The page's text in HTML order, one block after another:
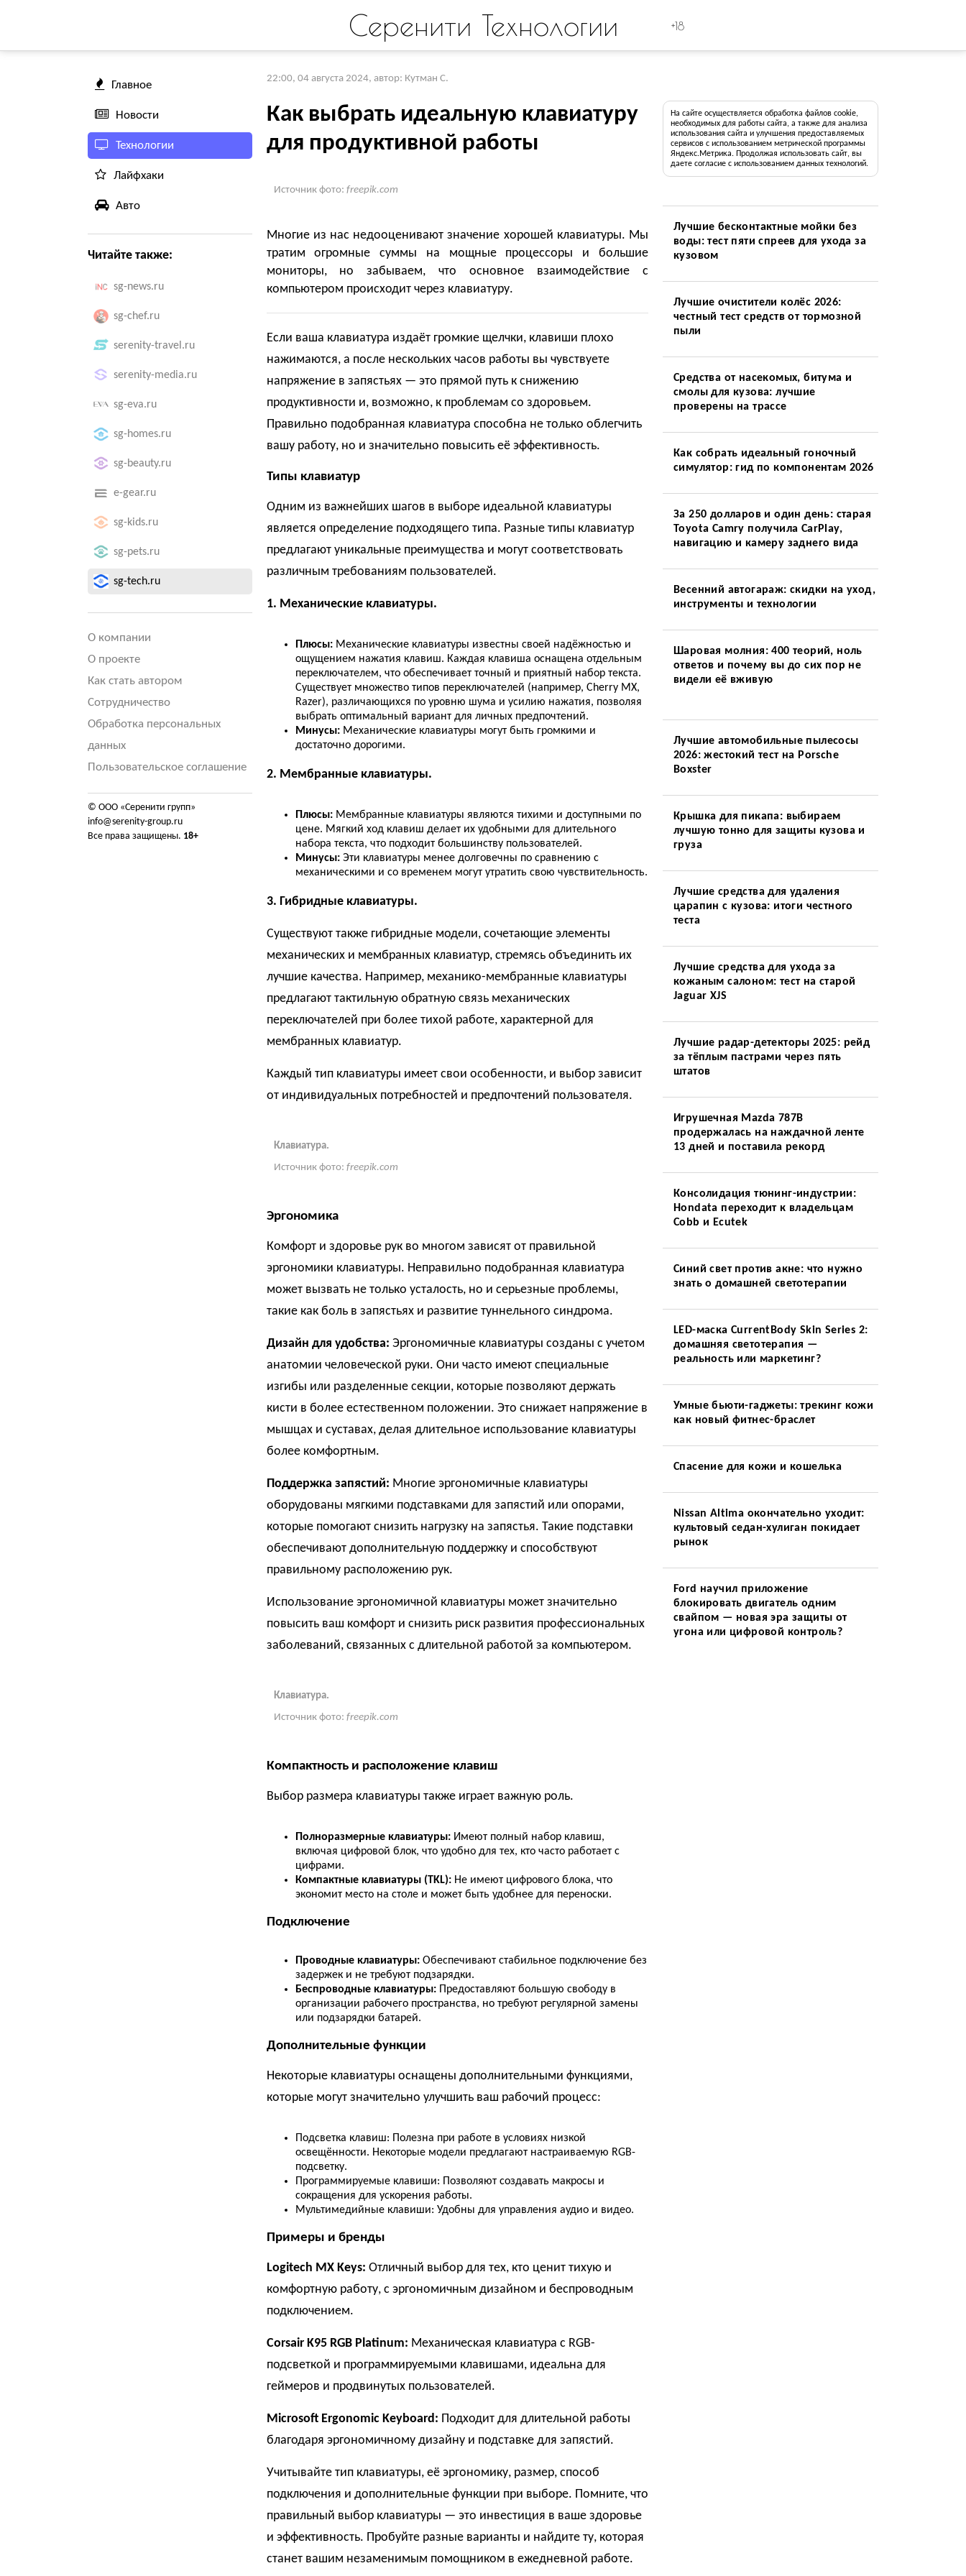
Серенити Технологии +18
Главное
Новости
Технологии
Лайфхаки
Авто
Читайте также:
sg-news.ru
sg-chef.ru
serenity-travel.ru
serenity-media.ru
sg-eva.ru
sg-homes.ru
sg-beauty.ru
e-gear.ru
sg-kids.ru
sg-pets.ru
sg-tech.ru
О компании
О проекте
Как стать автором
Сотрудничество
Обработка персональных
данных
Пользовательское соглашение
© ООО «Серенити групп»
info@serenity-group.ru
Все права защищены. 18+
22:00, 04 августа 2024, автор: Кутман С.
Как выбрать идеальную клавиатуру
для продуктивной работы
Источник фото: freepik.com
Многие из нас недооценивают значение хорошей клавиатуры. Мы
тратим огромные суммы на мощные процессоры и большие
мониторы, но забываем, что основное взаимодействие с
компьютером происходит через клавиатуру.
Если ваша клавиатура издаёт громкие щелчки, клавиши плохо
нажимаются, а после нескольких часов работы вы чувствуете
напряжение в запястьях — это прямой путь к снижению
продуктивности и, возможно, к проблемам со здоровьем.
Правильно подобранная клавиатура способна не только облегчить
вашу работу, но и значительно повысить её эффективность.
Типы клавиатур
Одним из важнейших шагов в выборе идеальной клавиатуры
является определение подходящего типа. Разные типы клавиатур
предлагают уникальные преимущества и могут соответствовать
различным требованиям пользователей.
1. Механические клавиатуры.
Плюсы: Механические клавиатуры известны своей надёжностью и
ощущением нажатия клавиш. Каждая клавиша оснащена отдельным
переключателем, что обеспечивает точный и приятный набор текста.
Существует множество типов переключателей (например, Cherry MX,
Razer), различающихся по уровню шума и усилию нажатия, позволяя
выбрать оптимальный вариант для личных предпочтений.
Минусы:Механические клавиатуры могут быть громкими и
достаточно дорогими.
2. Мембранные клавиатуры.
Плюсы:Мембранные клавиатуры являются тихими и доступными по
цене. Мягкий ход клавиш делает их удобными для длительного
набора текста, что подходит большинству пользователей.
Минусы: Эти клавиатуры менее долговечны по сравнению с
механическими и со временем могут утратить свою чувствительность.
3. Гибридные клавиатуры.
Существуют также гибридные модели, сочетающие элементы
механических и мембранных клавиатур, стремясь объединить их
лучшие качества. Например, механико-мембранные клавиатуры
предлагают тактильную обратную связь механических
переключателей при более тихой работе, характерной для
мембранных клавиатур.
Каждый тип клавиатуры имеет свои особенности, и выбор зависит
от индивидуальных потребностей и предпочтений пользователя.
Клавиатура.
Источник фото: freepik.com
Эргономика
Комфорт и здоровье рук во многом зависят от правильной
эргономики клавиатуры. Неправильно подобранная клавиатура
может вызвать не только усталость, но и серьезные проблемы,
такие как боль в запястьях и развитие туннельного синдрома.
Дизайн для удобства: Эргономичные клавиатуры созданы с учетом
анатомии человеческой руки. Они часто имеют специальные
изгибы или разделенные секции, которые позволяют держать
кисти в более естественном положении. Это снижает напряжение в
мышцах и суставах, делая длительное использование клавиатуры
более комфортным.
Поддержка запястий: Многие эргономичные клавиатуры
оборудованы мягкими подставками для запястий или опорами,
которые помогают снизить нагрузку на запястья. Такие подставки
обеспечивают дополнительную поддержку и способствуют
правильному расположению рук.
Использование эргономичной клавиатуры может значительно
повысить ваш комфорт и снизить риск развития профессиональных
заболеваний, связанных с длительной работой за компьютером.
Клавиатура.
Источник фото: freepik.com
Компактность и расположение клавиш
Выбор размера клавиатуры также играет важную роль.
Полноразмерные клавиатуры: Имеют полный набор клавиш,
включая цифровой блок, что удобно для тех, кто часто работает с
цифрами.
Компактные клавиатуры (TKL): Не имеют цифрового блока, что
экономит место на столе и может быть удобнее для переноски.
Подключение
Проводные клавиатуры:Обеспечивают стабильное подключение без
задержек и не требуют подзарядки.
Беспроводные клавиатуры:Предоставляют большую свободу в
организации рабочего пространства, но требуют регулярной замены
или подзарядки батарей.
Дополнительные функции
Некоторые клавиатуры оснащены дополнительными функциями,
которые могут значительно улучшить ваш рабочий процесс:
Подсветка клавиш: Полезна при работе в условиях низкой
освещённости. Некоторые модели предлагают настраиваемую RGB-
подсветку.
Программируемые клавиши: Позволяют создавать макросы и
сокращения для ускорения работы.
Мультимедийные клавиши: Удобны для управления аудио и видео.
Примеры и бренды
Logitech MX Keys: Отличный выбор для тех, кто ценит тихую и
комфортную работу, с эргономичным дизайном и беспроводным
подключением.
Corsair K95 RGB Platinum: Механическая клавиатура с RGB-
подсветкой и программируемыми клавишами, идеальна для
геймеров и продвинутых пользователей.
Microsoft Ergonomic Keyboard: Подходит для длительной работы
благодаря эргономичному дизайну и подставке для запястий.
Учитывайте тип клавиатуры, её эргономику, размер, способ
подключения и дополнительные функции при выборе. Помните, что
правильный выбор клавиатуры — это инвестиция в ваше здоровье
и эффективность. Пробуйте разные варианты и найдите ту, которая
станет вашим незаменимым помощником в ежедневной работе.
На сайте осуществляется обработка файлов cookie,
необходимых для работы сайта, а также для анализа
использования сайта и улучшения предоставляемых
сервисов с использованием метрической программы
Яндекс.Метрика. Продолжая использовать сайт, вы
даете согласие с использованием данных технологий.
Лучшие бесконтактные мойки без
воды: тест пяти спреев для ухода за
кузовом
Лучшие очистители колёс 2026:
честный тест средств от тормозной
пыли
Средства от насекомых, битума и
смолы для кузова: лучшие
проверены на трассе
Как собрать идеальный гоночный
симулятор: гид по компонентам 2026
За 250 долларов и один день: старая
Toyota Camry получила CarPlay,
навигацию и камеру заднего вида
Весенний автогараж: скидки на уход,
инструменты и технологии
Шаровая молния: 400 теорий, ноль
ответов и почему вы до сих пор не
видели её вживую
Лучшие автомобильные пылесосы
2026: жестокий тест на Porsche
Boxster
Крышка для пикапа: выбираем
лучшую тонно для защиты кузова и
груза
Лучшие средства для удаления
царапин с кузова: итоги честного
теста
Лучшие средства для ухода за
кожаным салоном: тест на старой
Jaguar XJS
Лучшие радар-детекторы 2025: рейд
за тёплым пастрами через пять
штатов
Игрушечная Mazda 787B
продержалась на наждачной ленте
13 дней и поставила рекорд
Консолидация тюнинг-индустрии:
Hondata переходит к владельцам
Cobb и Ecutek
Синий свет против акне: что нужно
знать о домашней светотерапии
LED-маска CurrentBody Skin Series 2:
домашняя светотерапия —
реальность или маркетинг?
Умные бьюти-гаджеты: трекинг кожи
как новый фитнес-браслет
Спасение для кожи и кошелька
Nissan Altima окончательно уходит:
культовый седан-хулиган покидает
рынок
Ford научил приложение
блокировать двигатель одним
свайпом — новая эра защиты от
угона или цифровой контроль?